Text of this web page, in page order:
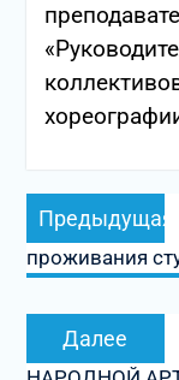
Навигация
по
записям
Предыдущая
проживания
Далее